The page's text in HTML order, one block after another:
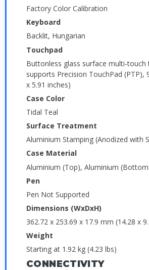
Factory Color Calibration
Keyboard
Backlit, Hungarian
Touchpad
Buttonless glass surface multi-touch
supports Precision TouchPad (PTP),
x 5.91 inches)
Case Color
Tidal Teal
Surface Treatment
Aluminium Stamping (Anodized with
Case Material
Aluminium (Top), Aluminium
Pen
Pen Not Supported
Dimensions (WxDxH)
362.72 x 253.69 x 17.9 mm (14.28 x
Weight
Starting at 1.92 kg (4.23 lbs)
CONNECTIVITY